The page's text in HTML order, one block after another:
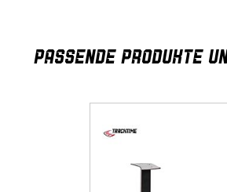
PASSENDE PRODUKTE